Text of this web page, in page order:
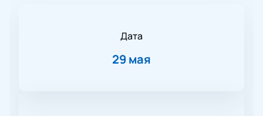
Дата
29 мая